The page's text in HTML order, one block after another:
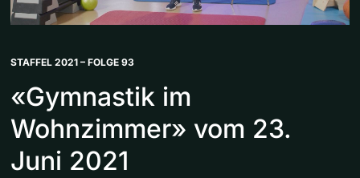
STAFFEL 2021 – FOLGE 93
«Gymnastik im
Wohnzimmer» vom 23.
Juni 2021